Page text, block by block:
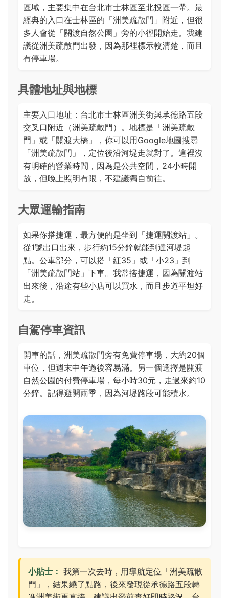
區域，主要集中在台北市士林區至北投區一帶。最
經典的入口在士林區的「洲美疏散門」附近，但很
多人會從「關渡自然公園」旁的小徑開始走。我建
議從洲美疏散門出發，因為那裡標示較清楚，而且
有停車場。
具體地址與地標
主要入口地址：台北市士林區洲美街與承德路五段
交叉口附近（洲美疏散門）。地標是「洲美疏散
門」或「關渡大橋」，你可以用Google地圖搜尋
「洲美疏散門」，定位後沿河堤走就對了。這裡沒
有明確的營業時間，因為是公共空間，24小時開
放，但晚上照明有限，不建議獨自前往。
大眾運輸指南
如果你搭捷運，最方便的是坐到「捷運關渡站」。
從1號出口出來，步行約15分鐘就能到達河堤起
點。公車部分，可以搭「紅35」或「小23」到
「洲美疏散門站」下車。我常搭捷運，因為關渡站
出來後，沿途有些小店可以買水，而且步道平坦好
走。
自駕停車資訊
開車的話，洲美疏散門旁有免費停車場，大約20個
車位，但週末中午過後容易滿。另一個選擇是關渡
自然公園的付費停車場，每小時30元，走過來約10
分鐘。記得避開雨季，因為河堤路段可能積水。
小貼士： 我第一次去時，用導航定位「洲美疏散
門」，結果繞了點路，後來發現從承德路五段轉